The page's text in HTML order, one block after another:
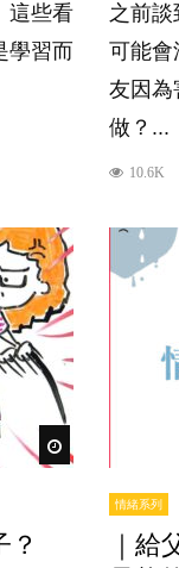
這些看
學習而
之前
可能會
友因為
做？...
10.6K
？
情緒系列
｜給